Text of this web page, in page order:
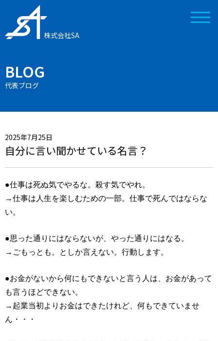
株式会社SA
BLOG
代表ブログ
2025年7月25日
自分に言い聞かせている名言？
●仕事は死ぬ気でやるな。殺す気でやれ。
→仕事は人生を楽しむための一部。仕事で死んではならな
い。
●思った通りにはならないが、やった通りにはなる。
→ごもっとも。としか言えない。行動します。
●お金がないから何にもできないと言う人は、 お金があって
も言うほどできない。
→起業当初よりお金はできたけれど、何もできていませ
ん・・・